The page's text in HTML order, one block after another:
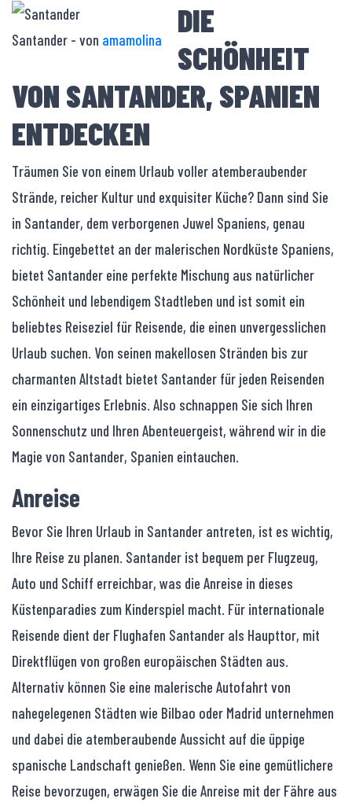
Santander - von amamolina
DIE
SCHÖNHEIT
VON SANTANDER, SPANIEN
ENTDECKEN
Träumen Sie von einem Urlaub voller atemberaubender
Strände, reicher Kultur und exquisiter Küche? Dann sind Sie
in Santander, dem verborgenen Juwel Spaniens, genau
richtig. Eingebettet an der malerischen Nordküste Spaniens,
bietet Santander eine perfekte Mischung aus natürlicher
Schönheit und lebendigem Stadtleben und ist somit ein
beliebtes Reiseziel für Reisende, die einen unvergesslichen
Urlaub suchen. Von seinen makellosen Stränden bis zur
charmanten Altstadt bietet Santander für jeden Reisenden
ein einzigartiges Erlebnis. Also schnappen Sie sich Ihren
Sonnenschutz und Ihren Abenteuergeist, während wir in die
Magie von Santander, Spanien eintauchen.
Anreise
Bevor Sie Ihren Urlaub in Santander antreten, ist es wichtig,
Ihre Reise zu planen. Santander ist bequem per Flugzeug,
Auto und Schiff erreichbar, was die Anreise in dieses
Küstenparadies zum Kinderspiel macht. Für internationale
Reisende dient der Flughafen Santander als Haupttor, mit
Direktflügen von großen europäischen Städten aus.
Alternativ können Sie eine malerische Autofahrt von
nahegelegenen Städten wie Bilbao oder Madrid unternehmen
und dabei die atemberaubende Aussicht auf die üppige
spanische Landschaft genießen. Wenn Sie eine gemütlichere
Reise bevorzugen, erwägen Sie die Anreise mit der Fähre aus